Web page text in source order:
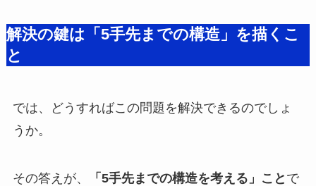
解決の鍵は「5手先までの構造」を描くこ
と
では、どうすればこの問題を解決できるのでしょ
うか。
その答えが、 「5手先までの構造を考える」こと で